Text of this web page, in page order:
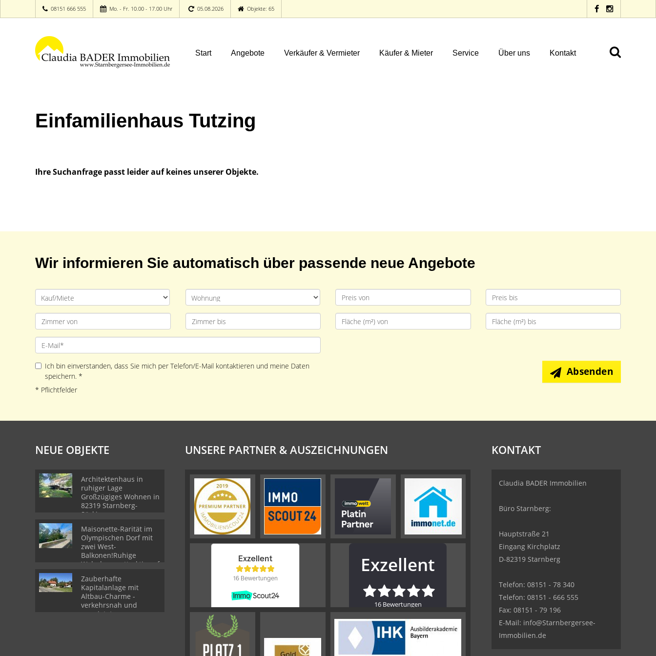
08151 666 555 Mo. - Fr. 10.00 - 17.00 Uhr 05.08.2026 Objekte: 65
Start Angebote Verkäufer & Vermieter Käufer & Mieter Service Über uns Kontakt
Einfamilienhaus Tutzing
Ihre Suchanfrage passt leider auf keines unserer Objekte.
Wir informieren Sie automatisch über passende neue Angebote
Ich bin einverstanden, dass Sie mich per Telefon/E-Mail kontaktieren und meine Daten
speichern. *
* Pflichtfelder
Absenden
NEUE OBJEKTE
Architektenhaus in
ruhiger Lage
Großzügiges Wohnen in
82319 Starnberg-
Söcking
Maisonette-Rarität im
Olympischen Dorf mit
zwei West-
Balkonen!Ruhige
Wohnlage - attraktiv auf
München
Zauberhafte
Kapitalanlage mit
Altbau-Charme -
verkehrsnah und
vermietet
UNSERE PARTNER & AUSZEICHNUNGEN KONTAKT
Claudia BADER Immobilien
Büro Starnberg:
Hauptstraße 21
Eingang Kirchplatz
D-82319 Starnberg
Telefon: 08151 - 78 340
Telefon: 08151 - 666 555
Fax: 08151 - 79 196
E-Mail: info@Starnbergersee-
Immobilien.de